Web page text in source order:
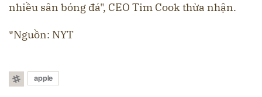
nhiều sân bóng đá", CEO Tim Cook thừa nhận.
*Nguồn: NYT
apple